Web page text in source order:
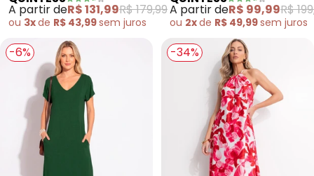
A partir deR$ 131,99R$ 179,99
ou 3xde R$ 43,99sem juros
A partir deR$ 99,99R$
ou 2xde R$ 49,99sem juros
-6% -34%